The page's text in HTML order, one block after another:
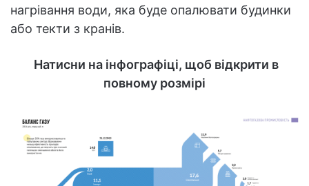
нагрівання води, яка буде опалювати будинки
або текти з кранів.
Натисни на інфографіці, щоб відкрити в
повному розмірі